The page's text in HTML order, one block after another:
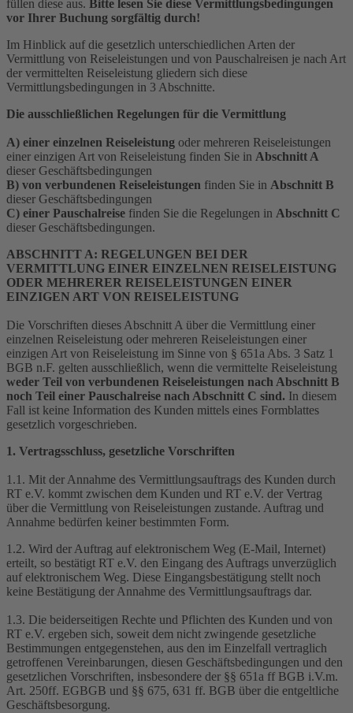
füllen diese aus. Bitte lesen Sie diese Vermittlungsbedingungen
vor Ihrer Buchung sorgfältig durch!
Im Hinblick auf die gesetzlich unterschiedlichen Arten der
Vermittlung von Reiseleistungen und von Pauschalreisen je nach Art
der vermittelten Reiseleistung gliedern sich diese
Vermittlungsbedingungen in 3 Abschnitte.
Die ausschließlichen Regelungen für die Vermittlung
A) einer einzelnen Reiseleistung oder mehreren Reiseleistungen
einer einzigen Art von Reiseleistung finden Sie in Abschnitt A
dieser Geschäftsbedingungen
B) von verbundenen Reiseleistungen finden Sie in Abschnitt B
dieser Geschäftsbedingungen
C) einer Pauschalreise finden Sie die Regelungen in Abschnitt C
dieser Geschäftsbedingungen.
ABSCHNITT A: REGELUNGEN BEI DER
VERMITTLUNG EINER EINZELNEN REISELEISTUNG
ODER MEHRERER REISELEISTUNGEN EINER
EINZIGEN ART VON REISELEISTUNG
Die Vorschriften dieses Abschnitt A über die Vermittlung einer
einzelnen Reiseleistung oder mehreren Reiseleistungen einer
einzigen Art von Reiseleistung im Sinne von § 651a Abs. 3 Satz 1
BGB n.F. gelten ausschließlich, wenn die vermittelte Reiseleistung
weder Teil von verbundenen Reiseleistungen nach Abschnitt B
noch Teil einer Pauschalreise nach Abschnitt C sind. In diesem
Fall ist keine Information des Kunden mittels eines Formblattes
gesetzlich vorgeschrieben.
1. Vertragsschluss, gesetzliche Vorschriften
1.1. Mit der Annahme des Vermittlungsauftrags des Kunden durch
RT e.V. kommt zwischen dem Kunden und RT e.V. der Vertrag
über die Vermittlung von Reiseleistungen zustande. Auftrag und
Annahme bedürfen keiner bestimmten Form.
1.2. Wird der Auftrag auf elektronischem Weg (E-Mail, Internet)
erteilt, so bestätigt RT e.V. den Eingang des Auftrags unverzüglich
auf elektronischem Weg. Diese Eingangsbestätigung stellt noch
keine Bestätigung der Annahme des Vermittlungsauftrags dar.
1.3. Die beiderseitigen Rechte und Pflichten des Kunden und von
RT e.V. ergeben sich, soweit dem nicht zwingende gesetzliche
Bestimmungen entgegenstehen, aus den im Einzelfall vertraglich
getroffenen Vereinbarungen, diesen Geschäftsbedingungen und den
gesetzlichen Vorschriften, insbesondere der §§ 651a ff BGB i.V.m.
Art. 250ff. EGBGB und §§ 675, 631 ff. BGB über die entgeltliche
Geschäftsbesorgung.